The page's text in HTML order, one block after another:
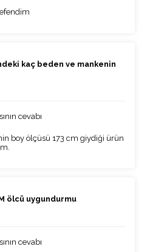
kaç beden ve mankenin
cevabı
boy ölçüsü 173 cm giydiği ürün
ölcü uygundurmu
cevabı